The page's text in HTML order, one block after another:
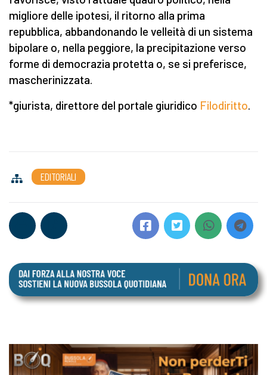
migliore delle ipotesi, il ritorno alla prima
repubblica, abbandonando le velleità di un sistema
bipolare o, nella peggiore, la precipitazione verso
forme di democrazia protetta o, se si preferisce,
mascherinizzata.
*giurista, direttore del portale giuridico Filodiritto.
EDITORIALI